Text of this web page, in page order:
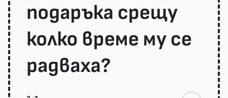
подаръка срещу
колко време му се
радваха?